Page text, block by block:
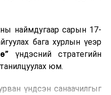
буулгах, гадаад
төлбөр, хураамжийг
зөвшөөрлийн
шатахууны
байдлыг хангахыг
наймдугаар сарын 17-
бага хурлын үеэр
үндэсний стратегийн
юм.
үндсэн санаачилгыг